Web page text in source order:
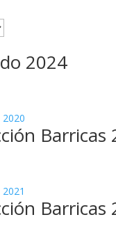
2024
Barricas
Barricas